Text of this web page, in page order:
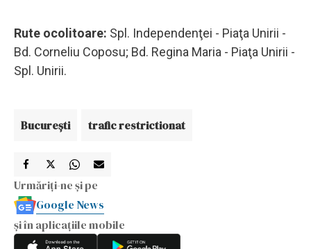
Rute ocolitoare: Spl. Independenţei - Piaţa Unirii -
Bd. Corneliu Coposu; Bd. Regina Maria - Piaţa Unirii -
Spl. Unirii.
Bucureşti trafic restrictionat
Urmăriți-ne și pe
Google News
și în aplicațiile mobile